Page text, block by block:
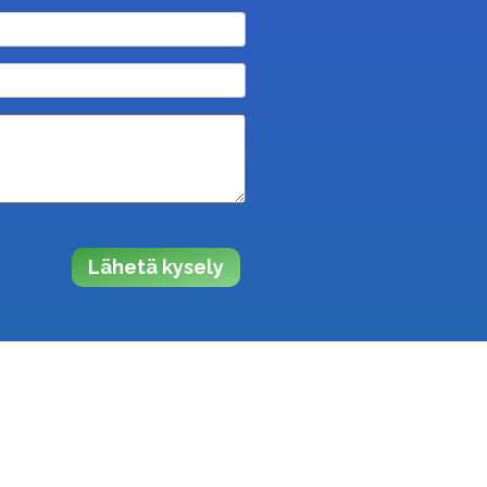
Lähetä kysely